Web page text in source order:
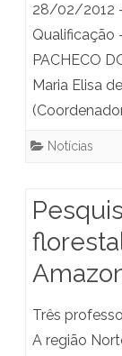
28/02/2012
Qualificação
PACHECO
Maria Elisa
Notícias
Três
A região